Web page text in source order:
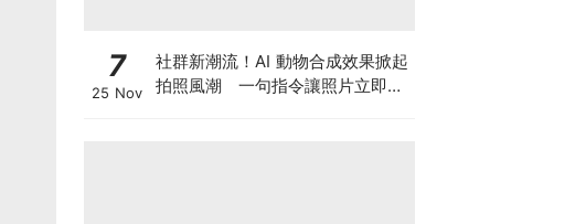
7
25 Nov
社群新潮流！AI 動物合成效果掀起
拍照風潮 一句指令讓照片立即升